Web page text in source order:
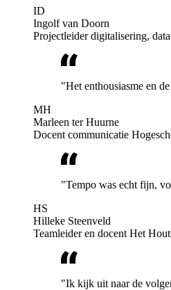
ID
Ingolf van Doorn
Projectleider digitalisering,
"Het enthousiasme en
MH
Marleen ter Huurne
Docent communicatie
"Tempo was echt fijn,
HS
Hilleke Steenveld
Teamleider en docent Het
"Ik kijk uit naar de